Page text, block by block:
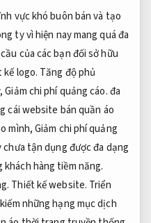
vực khó buôn bán và tạo
ty vì hiện nay mang quá đa
của các bạn đối sở hữu
kế logo. Tăng độ phủ
Giảm chi phí quảng cáo.đa
cái website bán quần áo
mình,Giảm chi phí quảng
tận dụng được đa dạng
khách hàng tiềm năng.
Thiết kế website. Triển
những hạng mục dịch